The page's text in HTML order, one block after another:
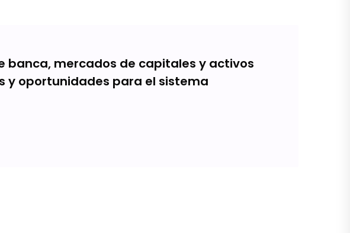
banca, mercados de capitales y activos
y oportunidades para el sistema